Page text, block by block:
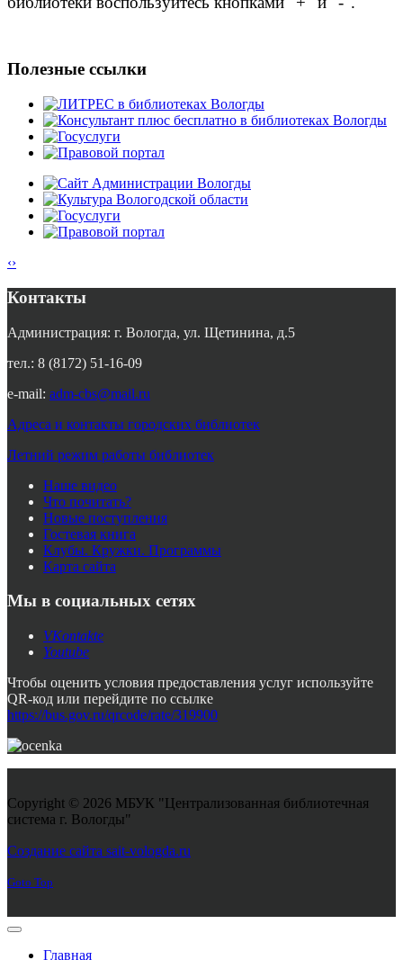
Полезные ссылки
‹›
Контакты
Администрация: г. Вологда, ул. Щетинина, д.5
тел.: 8 (8172) 51-16-09
e-mail: adm-cbs@mail.ru
Адреса и контакты городских библиотек
Летний режим работы библиотек
Наше видео
Что почитать?
Новые поступления
Гостевая книга
Клубы. Кружки. Программы
Карта сайта
Мы в социальных сетях
VKontakte
Youtube
Чтобы оценить условия предоставления услуг используйте
QR-код или перейдите по ссылке
https://bus.gov.ru/qrcode/rate/319900
Copyright © 2026 МБУК "Централизованная библиотечная
система г. Вологды"
Создание сайта sait-vologda.ru
Goto Top
Главная